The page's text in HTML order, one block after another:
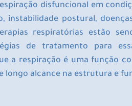
disfuncional em
instabilidade postural,
respiratórias estão
de tratamento para
a respiração é uma função
longo alcance na estrutura e